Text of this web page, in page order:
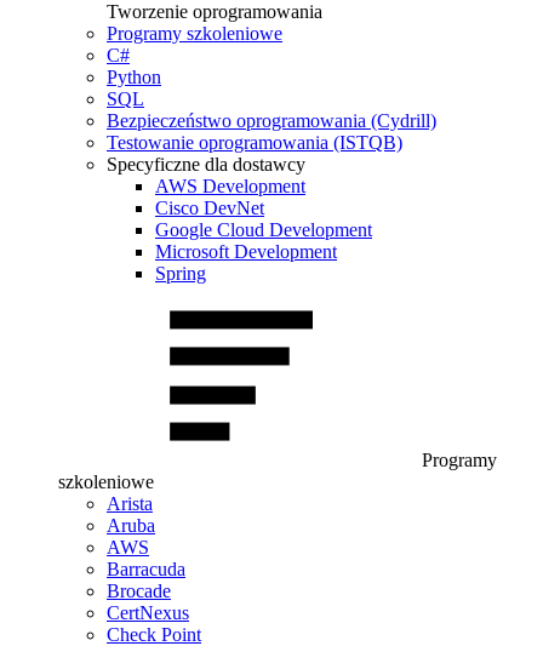
Tworzenie oprogramowania
Programy szkoleniowe
C#
Python
SQL
Bezpieczeństwo oprogramowania (Cydrill)
Testowanie oprogramowania (ISTQB)
Specyficzne dla dostawcy
AWS Development
Cisco DevNet
Google Cloud Development
Microsoft Development
Spring
Programy
szkoleniowe
Arista
Aruba
AWS
Barracuda
Brocade
CertNexus
Check Point